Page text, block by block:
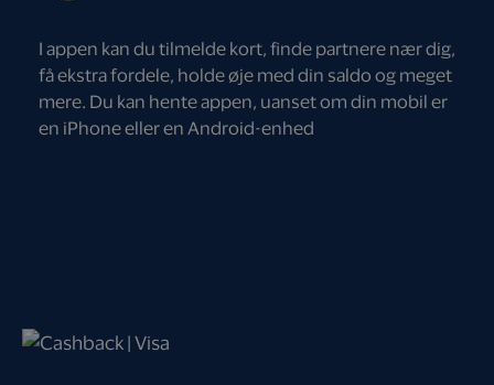
I appen kan du tilmelde kort, finde partnere nær dig,
få ekstra fordele, holde øje med din saldo og meget
mere. Du kan hente appen, uanset om din mobil er
en iPhone eller en Android-enhed